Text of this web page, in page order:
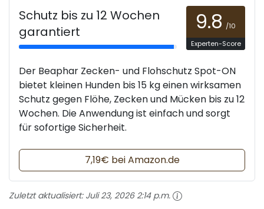
Schutz bis zu 12 Wochen
garantiert
9.8 /10
Experten-Score
Der Beaphar Zecken- und Flohschutz Spot-ON
bietet kleinen Hunden bis 15 kg einen wirksamen
Schutz gegen Flöhe, Zecken und Mücken bis zu 12
Wochen. Die Anwendung ist einfach und sorgt
für sofortige Sicherheit.
7,19€ bei Amazon.de
Zuletzt aktualisiert: Juli 23, 2026 2:14 p.m.